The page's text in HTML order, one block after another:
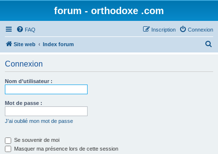
forum - orthodoxe .com
FAQ Connexion
Inscription
Site web Index forum
Connexion
Nom d’utilisateur :
Mot de passe :
J’ai oublié mon mot de passe
Se souvenir de moi
Masquer ma présence lors de cette session